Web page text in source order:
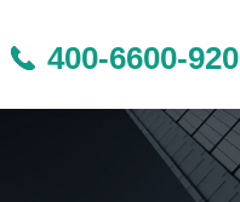
400-6600-920